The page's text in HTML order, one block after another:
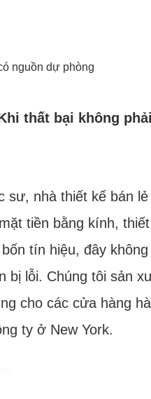
nguồn dự phòng
thất bại không
sư, nhà thiết kế bán
tiền bằng kính,
tín hiệu, đây
lỗi. Chúng tôi sản
cho các cửa hàng
ty ở New York.